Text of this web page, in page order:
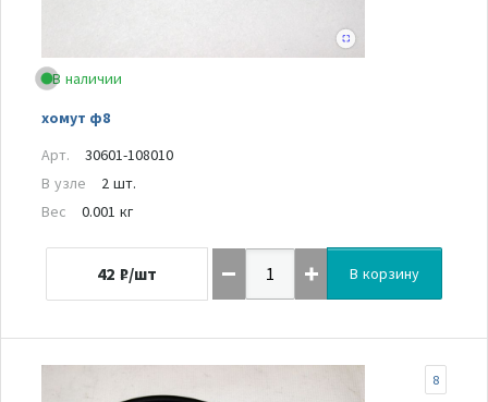
В наличии
хомут ф8
Арт.
30601-108010
В узле
2 шт.
Вес
0.001 кг
42 ₽/шт В корзину
8